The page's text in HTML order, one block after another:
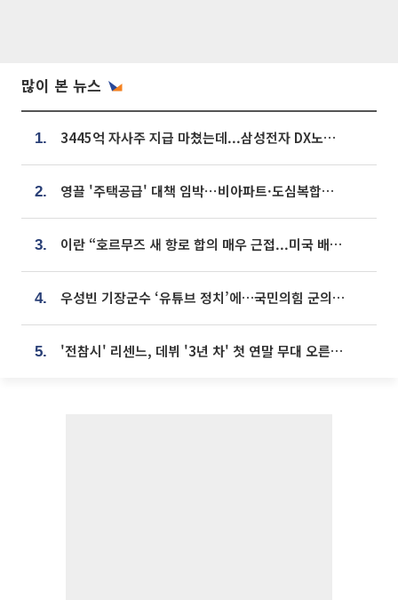
많이 본 뉴스
1. 3445억 자사주 지급 마쳤는데...삼성전자 DX노조, 뒤늦은 '떼쓰기 집회'
2. 영끌 '주택공급' 대책 임박⋯비아파트·도심복합까지 총동원
3. 이란 “호르무즈 새 항로 합의 매우 근접...미국 배상 먼저”
4. 우성빈 기장군수 ‘유튜브 정치’에…국민의힘 군의원들 집단 반발
5. '전참시' 리센느, 데뷔 '3년 차' 첫 연말 무대 오른다⋯"그동안 섭외 안 와"